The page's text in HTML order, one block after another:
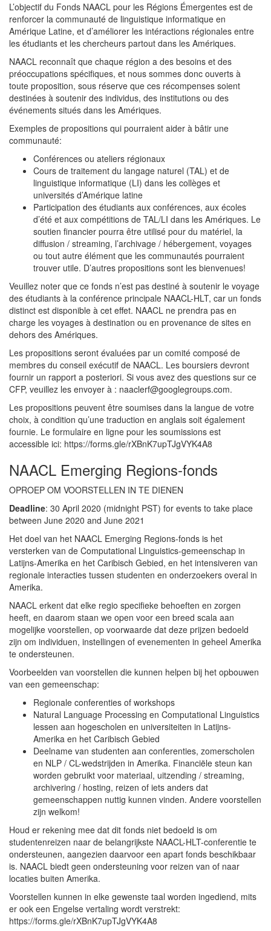
L’objectif du Fonds NAACL pour les Régions Émergentes est de
renforcer la communauté de linguistique informatique en
Amérique Latine, et d’améliorer les intéractions régionales entre
les étudiants et les chercheurs partout dans les Amériques.
NAACL reconnaît que chaque région a des besoins et des
préoccupations spécifiques, et nous sommes donc ouverts à
toute proposition, sous réserve que ces récompenses soient
destinées à soutenir des individus, des institutions ou des
événements situés dans les Amériques.
Exemples de propositions qui pourraient aider à bâtir une
communauté:
Conférences ou ateliers régionaux
Cours de traitement du langage naturel (TAL) et de
linguistique informatique (LI) dans les collèges et
universités d’Amérique latine
Participation des étudiants aux conférences, aux écoles
d’été et aux compétitions de TAL/LI dans les Amériques. Le
soutien financier pourra être utilisé pour du matériel, la
diffusion / streaming, l’archivage / hébergement, voyages
ou tout autre élément que les communautés pourraient
trouver utile. D’autres propositions sont les bienvenues!
Veuillez noter que ce fonds n’est pas destiné à soutenir le voyage
des étudiants à la conférence principale NAACL-HLT, car un fonds
distinct est disponible à cet effet. NAACL ne prendra pas en
charge les voyages à destination ou en provenance de sites en
dehors des Amériques.
Les propositions seront évaluées par un comité composé de
membres du conseil exécutif de NAACL. Les boursiers devront
fournir un rapport a posteriori. Si vous avez des questions sur ce
CFP, veuillez les envoyer à : naaclerf@googlegroups.com.
Les propositions peuvent être soumises dans la langue de votre
choix, à condition qu’une traduction en anglais soit également
fournie. Le formulaire en ligne pour les soumissions est
accessible ici: https://forms.gle/rXBnK7upTJgVYK4A8
NAACL Emerging Regions-fonds
OPROEP OM VOORSTELLEN IN TE DIENEN
Deadline: 30 April 2020 (midnight PST) for events to take place
between June 2020 and June 2021
Het doel van het NAACL Emerging Regions-fonds is het
versterken van de Computational Linguistics-gemeenschap in
Latijns-Amerika en het Caribisch Gebied, en het intensiveren van
regionale interacties tussen studenten en onderzoekers overal in
Amerika.
NAACL erkent dat elke regio specifieke behoeften en zorgen
heeft, en daarom staan we open voor een breed scala aan
mogelijke voorstellen, op voorwaarde dat deze prijzen bedoeld
zijn om individuen, instellingen of evenementen in geheel Amerika
te ondersteunen.
Voorbeelden van voorstellen die kunnen helpen bij het opbouwen
van een gemeenschap:
Regionale conferenties of workshops
Natural Language Processing en Computational Linguistics
lessen aan hogescholen en universiteiten in Latijns-
Amerika en het Caribisch Gebied
Deelname van studenten aan conferenties, zomerscholen
en NLP / CL-wedstrijden in Amerika. Financiële steun kan
worden gebruikt voor materiaal, uitzending / streaming,
archivering / hosting, reizen of iets anders dat
gemeenschappen nuttig kunnen vinden. Andere voorstellen
zijn welkom!
Houd er rekening mee dat dit fonds niet bedoeld is om
studentenreizen naar de belangrijkste NAACL-HLT-conferentie te
ondersteunen, aangezien daarvoor een apart fonds beschikbaar
is. NAACL biedt geen ondersteuning voor reizen van of naar
locaties buiten Amerika.
Voorstellen kunnen in elke gewenste taal worden ingediend, mits
er ook een Engelse vertaling wordt verstrekt:
https://forms.gle/rXBnK7upTJgVYK4A8